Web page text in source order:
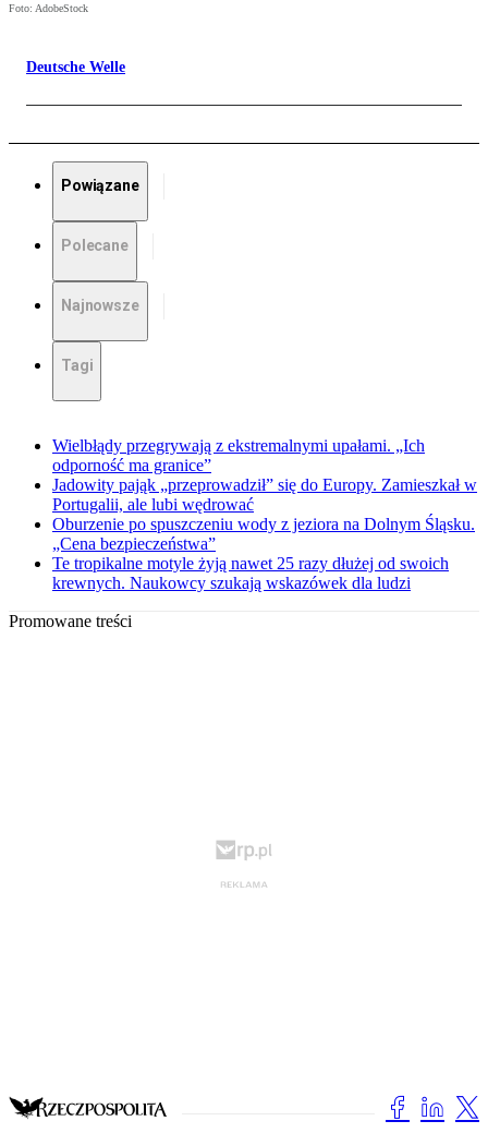
Foto: AdobeStock
Deutsche Welle
Powiązane
Polecane
Najnowsze
Tagi
Wielbłądy przegrywają z ekstremalnymi upałami. „Ich
odporność ma granice”
Jadowity pająk „przeprowadził” się do Europy. Zamieszkał w
Portugalii, ale lubi wędrować
Oburzenie po spuszczeniu wody z jeziora na Dolnym Śląsku.
„Cena bezpieczeństwa”
Te tropikalne motyle żyją nawet 25 razy dłużej od swoich
krewnych. Naukowcy szukają wskazówek dla ludzi
Promowane treści